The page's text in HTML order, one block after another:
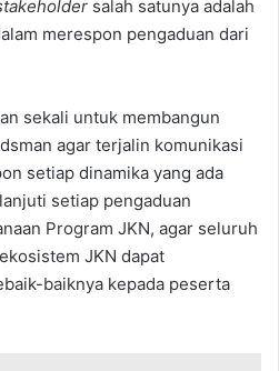
salah satunya adalah
merespon pengaduan dari
sekali untuk membangun
agar terjalin komunikasi
setiap dinamika yang ada
setiap pengaduan
Program JKN, agar seluruh
JKN dapat
baiknya kepada peserta